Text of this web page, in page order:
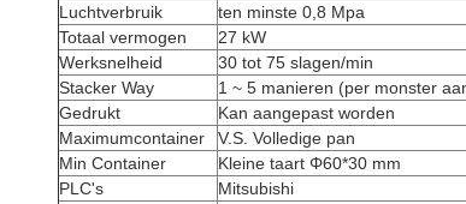
Luchtverbruik
ten minste 0,8 Mpa
Totaal vermogen
27 kW
Werksnelheid
30 tot 75 slagen/min
Stacker Way
1 ~ 5 manieren (per monster
Gedrukt
Kan aangepast worden
Maximumcontainer
V.S. Volledige pan
Min Container
Kleine taart Φ60*30 mm
PLC's
Mitsubishi